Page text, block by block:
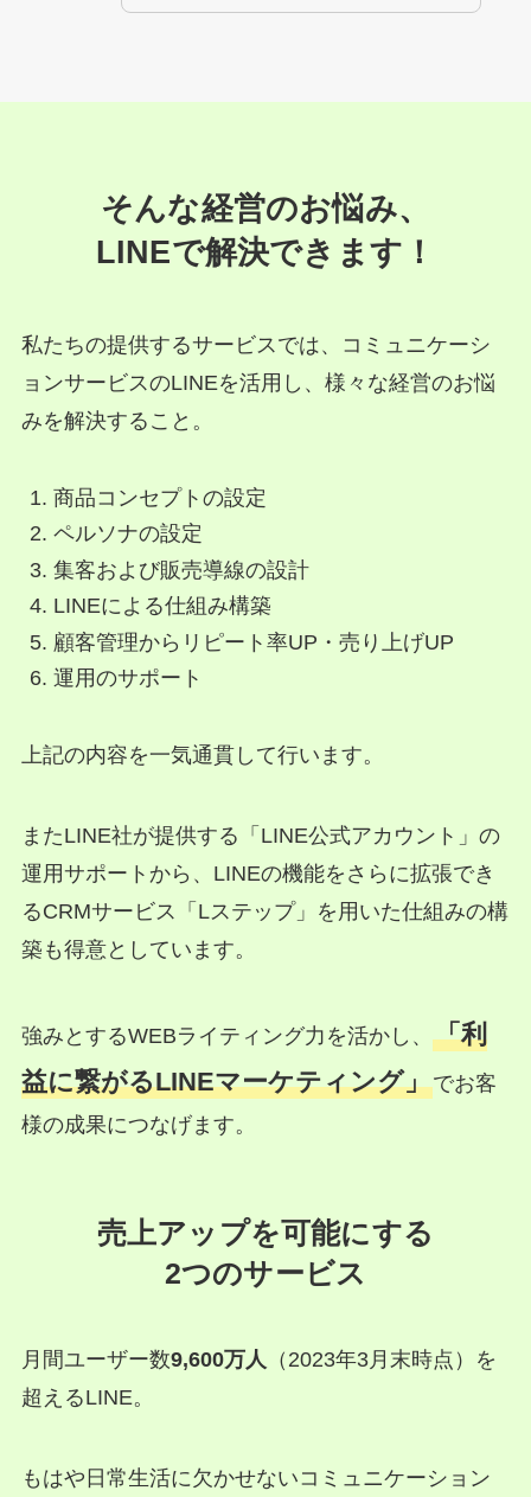
そんな経営のお悩み、
LINEで解決できます！
私たちの提供するサービスでは、コミュニケーシ
ョンサービスのLINEを活用し、様々な経営のお悩
みを解決すること。
商品コンセプトの設定
ペルソナの設定
集客および販売導線の設計
LINEによる仕組み構築
顧客管理からリピート率UP・売り上げUP
運用のサポート
上記の内容を一気通貫して行います。
またLINE社が提供する「LINE公式アカウント」の
運用サポートから、LINEの機能をさらに拡張でき
るCRMサービス「Lステップ」を用いた仕組みの構
築も得意としています。
強みとするWEBライティング力を活かし、 「利
益に繋がるLINEマーケティング」でお客
様の成果につなげます。
売上アップを可能にする
2つのサービス
月間ユーザー数9,600万人 （2023年3月末時点）を
超えるLINE。
もはや日常生活に欠かせないコミュニケーション